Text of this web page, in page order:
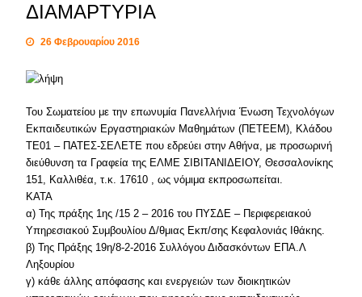
ΔΙΑΜΑΡΤΥΡΙΑ
26 Φεβρουαρίου 2016
Του Σωματείου με την επωνυμία Πανελλήνια Ένωση Τεχνολόγων
Εκπαιδευτικών Εργαστηριακών Μαθημάτων (ΠΕΤΕΕΜ), Κλάδου
ΤΕ01 – ΠΑΤΕΣ-ΣΕΛΕΤΕ που εδρεύει στην Αθήνα, με προσωρινή
διεύθυνση τα Γραφεία της ΕΛΜΕ ΣΙΒΙΤΑΝΙΔΕΙΟΥ, Θεσσαλονίκης
151, Καλλιθέα, τ.κ. 17610 , ως νόμιμα εκπροσωπείται.
ΚΑΤΑ
α) Της πράξης 1ης /15 2 – 2016 του ΠΥΣΔΕ – Περιφερειακού
Υπηρεσιακού Συμβουλίου Δ/θμιας Εκπ/σης Κεφαλονιάς Ιθάκης.
β) Της Πράξης 19η/8-2-2016 Συλλόγου Διδασκόντων ΕΠΑ.Λ
Ληξουρίου
γ) κάθε άλλης απόφασης και ενεργειών των διοικητικών